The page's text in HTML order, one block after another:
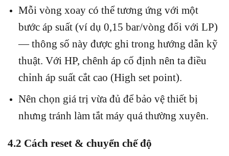
Mỗi vòng xoay có thể tương ứng với một
bước áp suất (ví dụ 0,15 bar/vòng đối với LP)
— thông số này được ghi trong hướng dẫn kỹ
thuật. Với HP, chênh áp cố định nên ta điều
chỉnh áp suất cắt cao (High set point).
Nên chọn giá trị vừa đủ để bảo vệ thiết bị
nhưng tránh làm tắt máy quá thường xuyên.
4.2 Cách reset & chuyển chế độ